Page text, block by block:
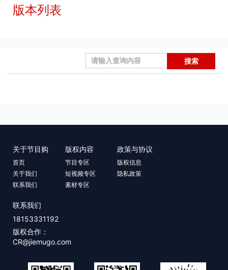
版本列表
搜索
关于节目购
首页
关于我们
联系我们
版权内容
节目专区
短视频专区
素材专区
政策与协议
版权信息
隐私政策
联系我们
18153331192
版权合作：
CR@jiemugo.com